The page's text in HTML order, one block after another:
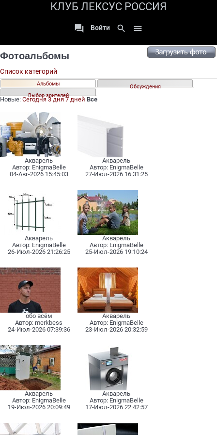
КЛУБ ЛЕКСУС РОССИЯ
 Войти search 
Фотоальбомы
Список категорий
Альбомы
Обсуждения
Выбор зрителей
Новые: Сегодня 3 дня 7 дней Все
Акварель
Автоp: EnigmaBelle
04-Авг-2026 15:45:03
Акварель
Автоp: EnigmaBelle
27-Июл-2026 16:31:25
Акварель
Автоp: EnigmaBelle
26-Июл-2026 21:26:25
Акварель
Автоp: EnigmaBelle
25-Июл-2026 19:10:24
обо всём
Автоp: merkbess
24-Июл-2026 07:39:36
Акварель
Автоp: EnigmaBelle
23-Июл-2026 20:32:59
Акварель
Автоp: EnigmaBelle
19-Июл-2026 20:09:49
Акварель
Автоp: EnigmaBelle
17-Июл-2026 22:42:57